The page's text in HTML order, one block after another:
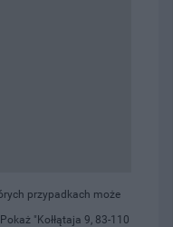
przypadkach może
"Kołłątaja 9, 83-110